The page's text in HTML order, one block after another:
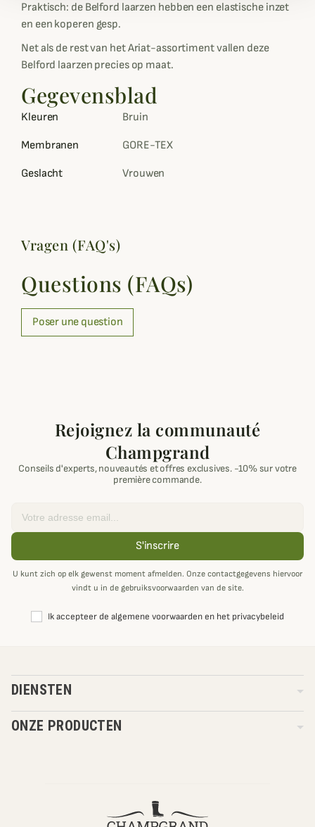
Praktisch: de Belford laarzen hebben een elastische inzet
en een koperen gesp.
Net als de rest van het Ariat-assortiment vallen deze
Belford laarzen precies op maat.
Gegevensblad
Kleuren Bruin
Membranen GORE-TEX
Geslacht Vrouwen
Vragen (FAQ's)
Questions (FAQs)
Poser une question
Rejoignez la communauté
Champgrand
Conseils d'experts, nouveautés et offres exclusives. -10% sur votre
première commande.
S'inscrire
U kunt zich op elk gewenst moment afmelden. Onze contactgegevens hiervoor
vindt u in de gebruiksvoorwaarden van de site.
Ik accepteer de algemene voorwaarden en het privacybeleid
DIENSTEN
ONZE PRODUCTEN